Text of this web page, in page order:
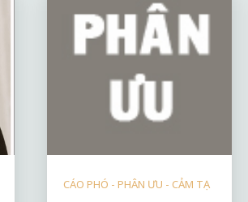
CÁO PHÓ - PHÂN ƯU - CẢM TẠ